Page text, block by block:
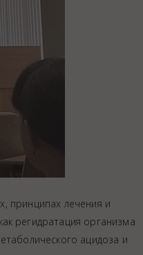
принципах лечения и
регидратация организма
ацидоза и